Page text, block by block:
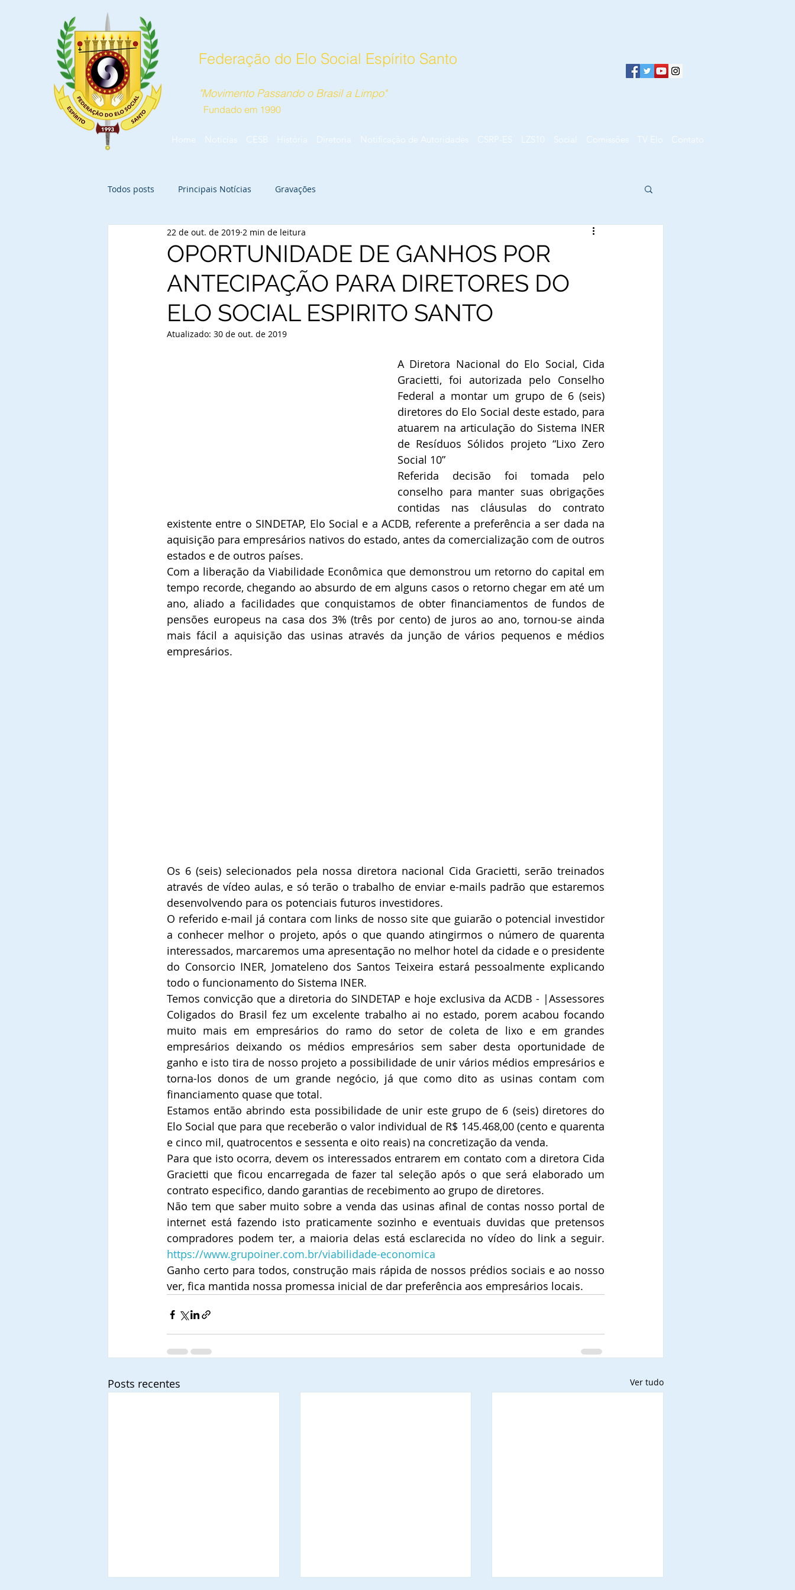
Federação do Elo Social Espírito Santo
"Movimento Passando o Brasil a Limpo"
Fundado em 1990
Home Notícias CESB História Diretoria Notificação de Autoridades CSRP-ES LZS10 Social Comissões TV Elo Contato
Todos posts Principais Notícias Gravações
OPORTUNIDADE DE GANHOS POR
ANTECIPAÇÃO PARA DIRETORES DO
ELO SOCIAL ESPIRITO SANTO
22 de out. de 2019 2 min de leitura
Atualizado: 30 de out. de 2019
A Diretora Nacional do Elo Social, Cida
Gracietti, foi autorizada pelo Conselho
Federal a montar um grupo de 6 (seis)
diretores do Elo Social deste estado, para
atuarem na articulação do Sistema INER
de Resíduos Sólidos projeto “Lixo Zero
Social 10”
Referida decisão foi tomada pelo
conselho para manter suas obrigações
contidas nas cláusulas do contrato
existente entre o SINDETAP, Elo Social e a ACDB, referente a preferência a ser dada na
aquisição para empresários nativos do estado, antes da comercialização com de outros
estados e de outros países.
Com a liberação da Viabilidade Econômica que demonstrou um retorno do capital em
tempo recorde, chegando ao absurdo de em alguns casos o retorno chegar em até um
ano, aliado a facilidades que conquistamos de obter financiamentos de fundos de
pensões europeus na casa dos 3% (três por cento) de juros ao ano, tornou-se ainda
mais fácil a aquisição das usinas através da junção de vários pequenos e médios
empresários.
Os 6 (seis) selecionados pela nossa diretora nacional Cida Gracietti, serão treinados
através de vídeo aulas, e só terão o trabalho de enviar e-mails padrão que estaremos
desenvolvendo para os potenciais futuros investidores.
O referido e-mail já contara com links de nosso site que guiarão o potencial investidor
a conhecer melhor o projeto, após o que quando atingirmos o número de quarenta
interessados, marcaremos uma apresentação no melhor hotel da cidade e o presidente
do Consorcio INER, Jomateleno dos Santos Teixeira estará pessoalmente explicando
todo o funcionamento do Sistema INER.
Temos convicção que a diretoria do SINDETAP e hoje exclusiva da ACDB - |Assessores
Coligados do Brasil fez um excelente trabalho ai no estado, porem acabou focando
muito mais em empresários do ramo do setor de coleta de lixo e em grandes
empresários deixando os médios empresários sem saber desta oportunidade de
ganho e isto tira de nosso projeto a possibilidade de unir vários médios empresários e
torna-los donos de um grande negócio, já que como dito as usinas contam com
financiamento quase que total.
Estamos então abrindo esta possibilidade de unir este grupo de 6 (seis) diretores do
Elo Social que para que receberão o valor individual de R$ 145.468,00 (cento e quarenta
e cinco mil, quatrocentos e sessenta e oito reais) na concretização da venda.
Para que isto ocorra, devem os interessados entrarem em contato com a diretora Cida
Gracietti que ficou encarregada de fazer tal seleção após o que será elaborado um
contrato especifico, dando garantias de recebimento ao grupo de diretores.
Não tem que saber muito sobre a venda das usinas afinal de contas nosso portal de
internet está fazendo isto praticamente sozinho e eventuais duvidas que pretensos
https://www.grupoiner.com.br/viabilidade-economica
Ganho certo para todos, construção mais rápida de nossos prédios sociais e ao nosso
ver, fica mantida nossa promessa inicial de dar preferência aos empresários locais.
Posts recentes Ver tudo